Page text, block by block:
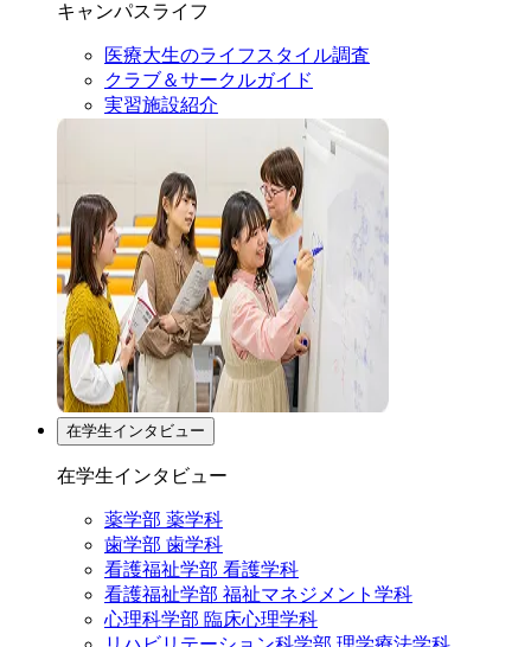
キャンパスライフ
医療大生のライフスタイル調査
クラブ＆サークルガイド
実習施設紹介
在学生インタビュー
在学生インタビュー
薬学部 薬学科
歯学部 歯学科
看護福祉学部 看護学科
看護福祉学部 福祉マネジメント学科
心理科学部 臨床心理学科